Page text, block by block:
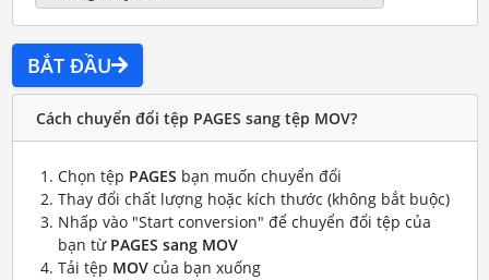
BẮT ĐẦU
Cách chuyển đổi tệp PAGES sang tệp MOV?
Chọn tệp PAGES bạn muốn chuyển đổi
Thay đổi chất lượng hoặc kích thước (không bắt buộc)
Nhấp vào "Start conversion" để chuyển đổi tệp của
bạn từ PAGES sang MOV
Tải tệp MOVcủa bạn xuống